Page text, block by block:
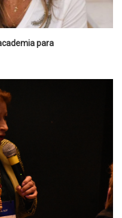
para